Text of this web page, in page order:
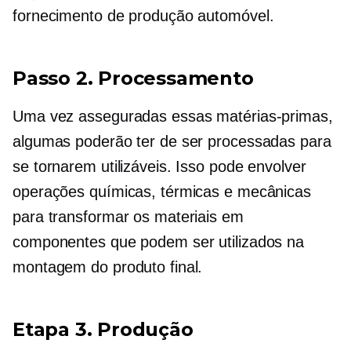
fornecimento de produção automóvel.
Passo 2. Processamento
Uma vez asseguradas essas matérias-primas,
algumas poderão ter de ser processadas para
se tornarem utilizáveis. Isso pode envolver
operações químicas, térmicas e mecânicas
para transformar os materiais em
componentes que podem ser utilizados na
montagem do produto final.
Etapa 3. Produção